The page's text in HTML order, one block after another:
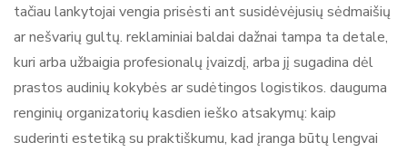
tačiau lankytojai vengia prisėsti ant susidėvėjusių sėdmaišių
ar nešvarių gultų. reklaminiai baldai dažnai tampa ta detale,
kuri arba užbaigia profesionalų įvaizdį, arba jį sugadina dėl
prastos audinių kokybės ar sudėtingos logistikos. dauguma
renginių organizatorių kasdien ieško atsakymų: kaip
suderinti estetiką su praktiškumu, kad įranga būtų lengvai